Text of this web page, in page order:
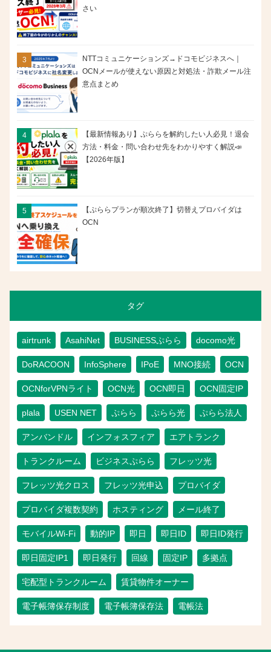
さい
NTTコミュニケーションズ→ドコモビジネスへ｜
OCNメールが使えない原因と対処法・詐欺メール注
意点まとめ
【最新情報あり】ぷららを解約したい人必見！退会
方法・料金・問い合わせ先をわかりやすく解説📣
【2026年版】
【ぷららプランが順次終了】切替えプロバイダは
OCN
タグ
airtrunk AsahiNet BUSINESSぷらら docomo光
DoRACOON InfoSphere IPoE MNO接続 OCN
OCNforVPNライト OCN光 OCN即日 OCN固定IP
plala USEN NET ぷらら ぷらら光 ぷらら法人
アンバンドル インフォスフィア エアトランク
トランクルーム ビジネスぷらら フレッツ光
フレッツ光クロス フレッツ光申込 プロバイダ
プロバイダ複数契約 ホスティング メール終了
モバイルWi-Fi 動的IP 即日 即日ID 即日ID発行
即日固定IP1 即日発行 回線 固定IP 多拠点
宅配型トランクルーム 賃貸物件オーナー
電子帳簿保存制度 電子帳簿保存法 電帳法